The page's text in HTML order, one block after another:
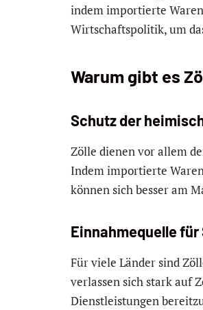
indem importierte
Wirtschaftspolitik, um
Warum gibt es
Schutz der
Zölle dienen vor allem
Indem importierte
können sich besser am
Einnahmequelle für
Für viele Länder sind
verlassen sich stark auf
Dienstleistungen